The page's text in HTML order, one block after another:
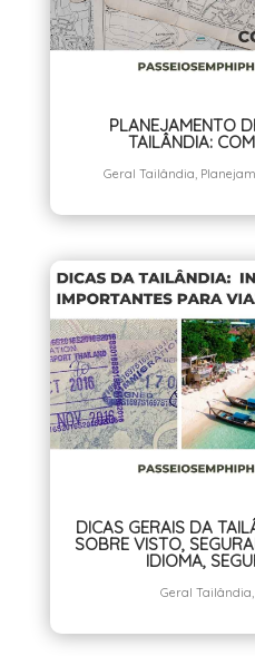
PLANEJAMENTO
TAILÂNDIA:
Geral Tailândia,
DICAS GERAIS DA
SOBRE VISTO,
IDIOMA,
Geral Tailândia,